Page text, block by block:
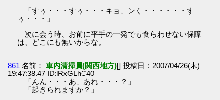
「すぅ・・・すぅ・・・キョ、ンく・・・・・・す
ぅ・・・」
次に会う時、お前に平手の一発でも食らわせない保障
は、どこにも無いからな。
861 名前： 車内清掃員(関西地方)[] 投稿日：2007/04/26(木)
19:47:38.47 ID:lRxGLhC40
「んん・・・あ、あれ・・・？」
「起きられますか？」